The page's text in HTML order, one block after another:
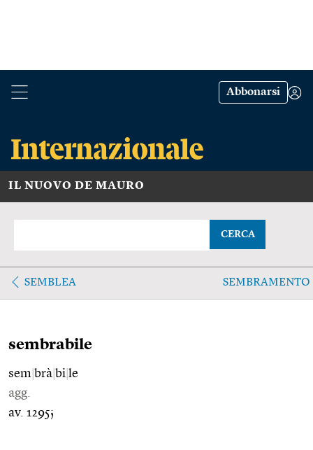
Abbonarsi
IL NUOVO DE MAURO
CERCA
SEMBLEA SEMBRAMENTO
sembrabile
sem brà bi le
agg.
av. 1295;